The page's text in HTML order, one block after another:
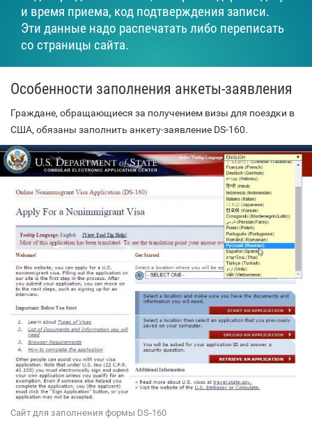
и время приема, код подтверждения записи.
Эти данные надо распечатать либо переписать
со страницы сайта.
Особенности заполнения анкеты-заявления
Граждане, обращающиеся за получением визы для поездки в
США, обязаны заполнить анкету-заявление DS-160.
Сайт для заполнения формы DS-160